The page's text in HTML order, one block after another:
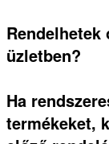
Rendelhetek
üzletben?
Ha
termékeket,